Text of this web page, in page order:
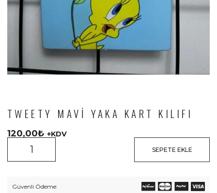
TWEETY MAVI YAKA KART KILIFI
120,00₺ +KDV
SEPETE EKLE
Güvenli Ödeme: